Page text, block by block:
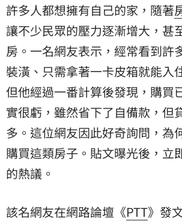
許多人都想擁有自己的家，隨著
讓不少民眾的壓力逐漸增大，甚
房。一名網友表示，經常看到許
裝潢、只需拿著一卡皮箱就能入
但他經過一番計算後發現，購買
實很虧，雖然省下了自備款，但
多。這位網友因此好奇詢問，為
購買這類房子。貼文曝光後，立
的熱議。
該名網友在網路論壇《PTT》發